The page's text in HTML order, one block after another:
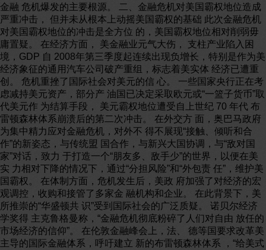
金融 危机爆发的主要根源。 二、金融危机对美国霸权地位造成
严重冲击， 但并未从根本上动摇美国霸权的基础 此次金融危机
对美国霸权地位的冲击是全方位 的，美国霸权地位相对削弱毋
庸置疑。 在经济方面， 美金融业元气大伤， 支柱产业陷入困
境，GDP 自 2008年第三季度起连续出现负增长，特别是作为美
经济象征的通用汽车公司破产重组，标志着美实体 经济已遭重
创。 危机重挫了国际社会对美元的信 心。 一些国家央行正在考
虑减持美元资产，部分产 油国已决定采取欧元或“一篮子货币”取
代美元作 为结算手段， 美元霸权地位遭受自上世纪 70 年代 布
雷顿森林体系崩溃后的第二次冲击。 在外交方 面，奥巴马政府
为集中精力应对金融危机，对外不 得不展现“接触、倾听和合
作”的新姿态，与传统盟 国合作，与新兴大国协调，与“敌对国
家”对话，致力 于打造一个“朋友多、敌手少”的世界，以便在美
实 力相对下降的情况下，通过“分担风险”和“外包责 任”，维护美
国霸权。 在体制方面，危机发生后，美政 府加强了对经济的宏
观调控，收购和接管了多家金 融机构和企业。 在此背景下，美
所推崇的“华盛顿共 识”受到国际社会的广泛质疑。 诺贝尔经济
学奖得 主克鲁格曼称，“金融危机彻底粉碎了人们对自由 放任的
市场经济的信仰”。 在伦敦金融峰会上，法、 德等国要求改革美
主导的国际金融体系，呼吁建立 新的布雷顿森林体系 ，“给美式